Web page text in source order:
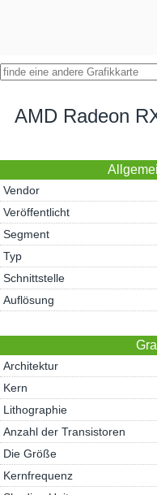
AMD Radeon
Vendor
Veröffentlicht
Segment
Typ
Schnittstelle
Auflösung
Architektur
Kern
Lithographie
Anzahl der Transistoren
Die Größe
Kernfrequenz